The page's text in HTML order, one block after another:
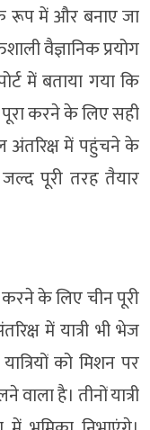
रूप में और बनाए जा
वैज्ञानिक प्रयोग
में बताया गया कि
करने के लिए सही
अंतरिक्ष में पहुंचने के
पूरी तरह तैयार
के लिए चीन पूरी
में यात्री भी भेज
को मिशन पर
है। तीनों यात्री